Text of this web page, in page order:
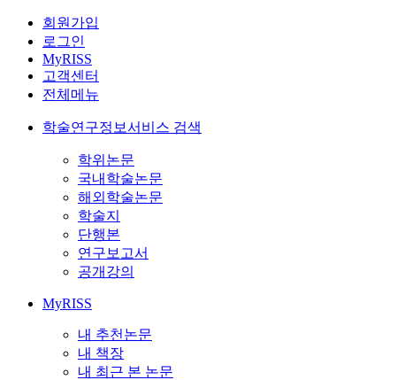
회원가입
로그인
MyRISS
고객센터
전체메뉴
학술연구정보서비스 검색
학위논문
국내학술논문
해외학술논문
학술지
단행본
연구보고서
공개강의
MyRISS
내 추천논문
내 책장
내 최근 본 논문